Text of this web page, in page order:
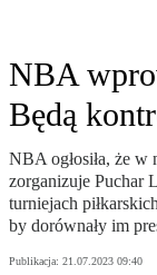
NBA
Będą
NBA ogłosiła, że w
zorganizuje Puchar
turniejach
by dorównały im
Publikacja: 21.07.2023 09:40